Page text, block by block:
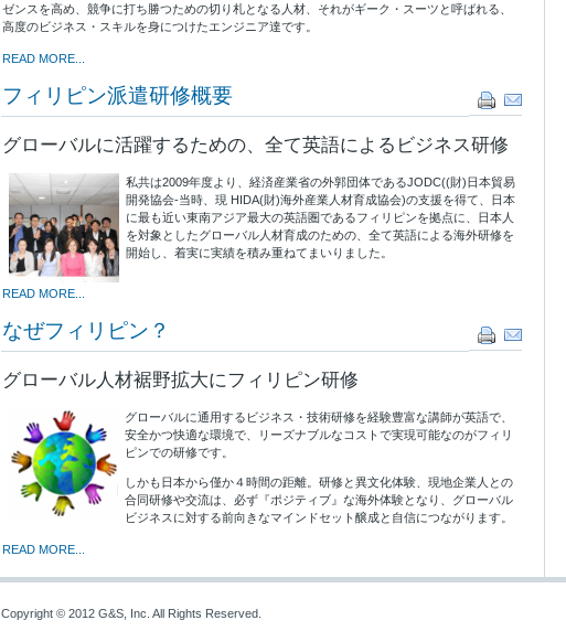
ゼンスを高め、競争に打ち勝つための切り札となる人材、それがギーク・スーツと呼ばれる、
高度のビジネス・スキルを身につけたエンジニア達です。
READ MORE...
フィリピン派遣研修概要
グローバルに活躍するための、全て英語によるビジネス研修
私共は2009年度より、経済産業省の外郭団体であるJODC((財)日本貿易
開発協会-当時、現 HIDA(財)海外産業人材育成協会)の支援を得て、日本
に最も近い東南アジア最大の英語圏であるフィリピンを拠点に、日本人
を対象としたグローバル人材育成のための、全て英語による海外研修を
開始し、着実に実績を積み重ねてまいりました。
READ MORE...
なぜフィリピン？
グローバル人材裾野拡大にフィリピン研修
グローバルに通用するビジネス・技術研修を経験豊富な講師が英語で、
安全かつ快適な環境で、リーズナブルなコストで実現可能なのがフィリ
ピンでの研修です。
しかも日本から僅か４時間の距離。研修と異文化体験、現地企業人との
合同研修や交流は、必ず『ポジティブ』な海外体験となり、グローバル
ビジネスに対する前向きなマインドセット醸成と自信につながります。
READ MORE...
Copyright © 2012 G&S, Inc. All Rights Reserved.